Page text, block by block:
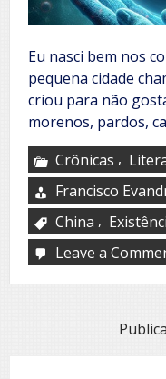
Eu nasci bem nos
pequena cidade
criou para não
morenos, pardos,
Crônicas ,
Francisco
China ,
Leave a
Navegação